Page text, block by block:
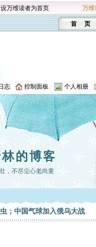
设万维读者为首页 万维
首 页
志 控制面板 个人相册
的博客
，不尽尘心老尚童
；中国气球加入俄乌大战